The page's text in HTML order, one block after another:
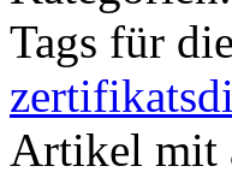
Tags für
Artikel mit